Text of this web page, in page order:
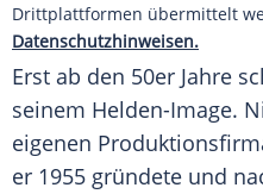
Drittplattformen übermittelt
Datenschutzhinweisen.
Erst ab den 50er Jahre
seinem Helden-Image.
eigenen
er 1955 gründete und